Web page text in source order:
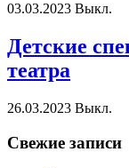
03.03.2023 Выкл.
Детские
театра
26.03.2023 Выкл.
Свежие записи